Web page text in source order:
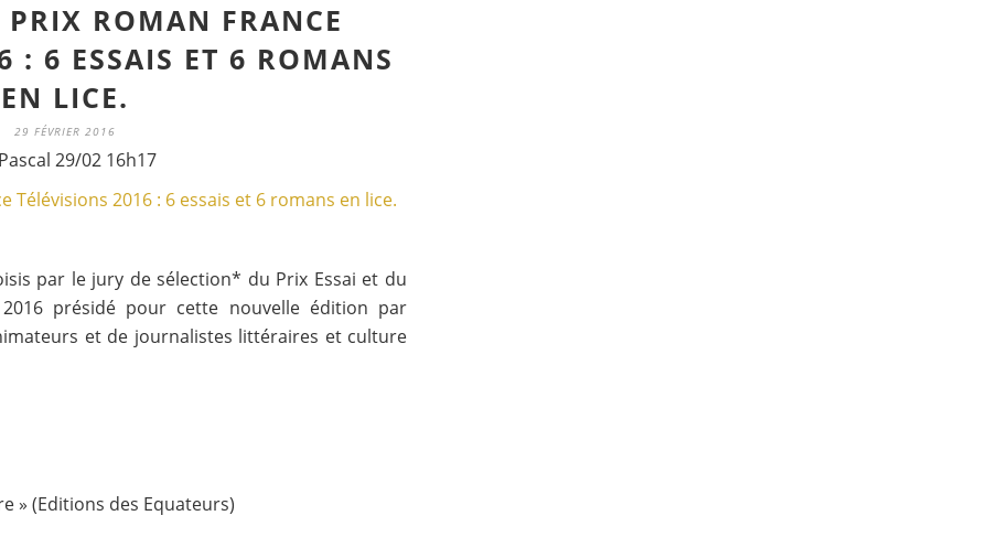
PRIX ROMAN FRANCE
: 6 ESSAIS ET 6 ROMANS
EN LICE.
29 FÉVRIER 2016
29/02 16h17
par le jury de sélection* du Prix Essai et du
2016 présidé pour cette nouvelle édition par
et de journalistes littéraires et culture
» (Editions des Equateurs)